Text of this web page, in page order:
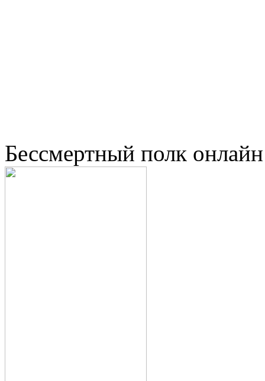
Бессмертный полк онлайн